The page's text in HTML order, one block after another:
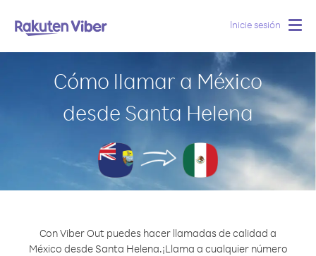
Inicie sesión
Cómo llamar a México
desde Santa Helena
Con Viber Out puedes hacer llamadas de calidad a
México desde Santa Helena.¡Llama a cualquier número